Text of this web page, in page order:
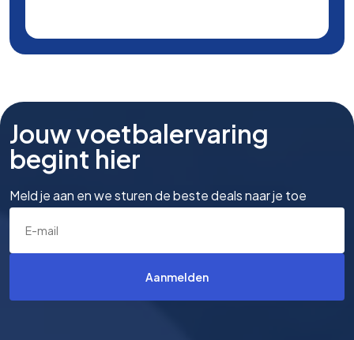
Jouw voetbalervaring
begint hier
Meld je aan en we sturen de beste deals naar je toe
Aanmelden